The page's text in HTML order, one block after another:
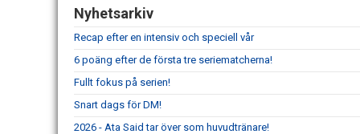
Nyhetsarkiv
Recap efter en intensiv och speciell vår
6 poäng efter de första tre seriematcherna!
Fullt fokus på serien!
Snart dags för DM!
2026 - Ata Said tar över som huvudtränare!